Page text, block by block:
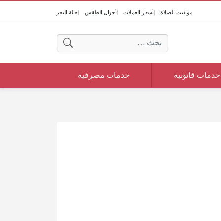
مواقيت الصلاة أسعار العملات أحوال الطقس حالة البحر
البحث عن:
خدمات قانونية خدمات مصرفية